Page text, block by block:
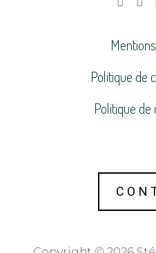
Politique de
Politique de